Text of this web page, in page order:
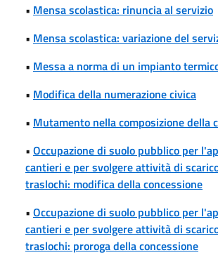
• Mensa scolastica: rinuncia al servizio
• Mensa scolastica: variazione del
• Messa a norma di un impianto
• Modifica della numerazione civica
• Mutamento nella composizione della
• Occupazione di suolo pubblico per
cantieri e per svolgere attività di
traslochi: modifica della concessione
• Occupazione di suolo pubblico per
cantieri e per svolgere attività di
traslochi: proroga della concessione